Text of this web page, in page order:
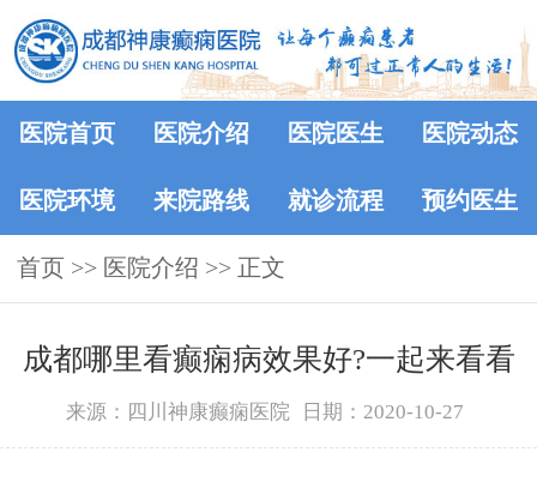
医院首页 医院介绍 医院医生 医院动态
医院环境 来院路线 就诊流程 预约医生
首页 >> 医院介绍 >> 正文
成都哪里看癫痫病效果好?一起来看看
来源：四川神康癫痫医院 日期：2020-10-27